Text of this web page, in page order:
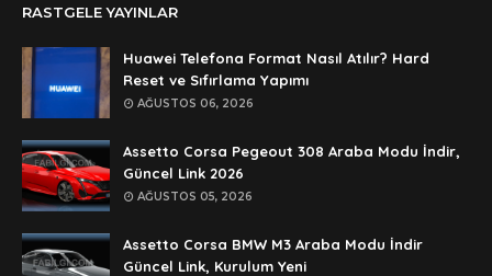
Anonymous
lan şifre ne şifre
şifre ne
RASTGELE YAYINLAR
Huawei Telefona Format Nasıl Atılır? Hard
Reset ve Sıfırlama Yapımı
AĞUSTOS 06, 2026
Assetto Corsa Pegeout 308 Araba Modu İndir,
Güncel Link 2026
AĞUSTOS 05, 2026
Assetto Corsa BMW M3 Araba Modu İndir
Güncel Link, Kurulum Yeni